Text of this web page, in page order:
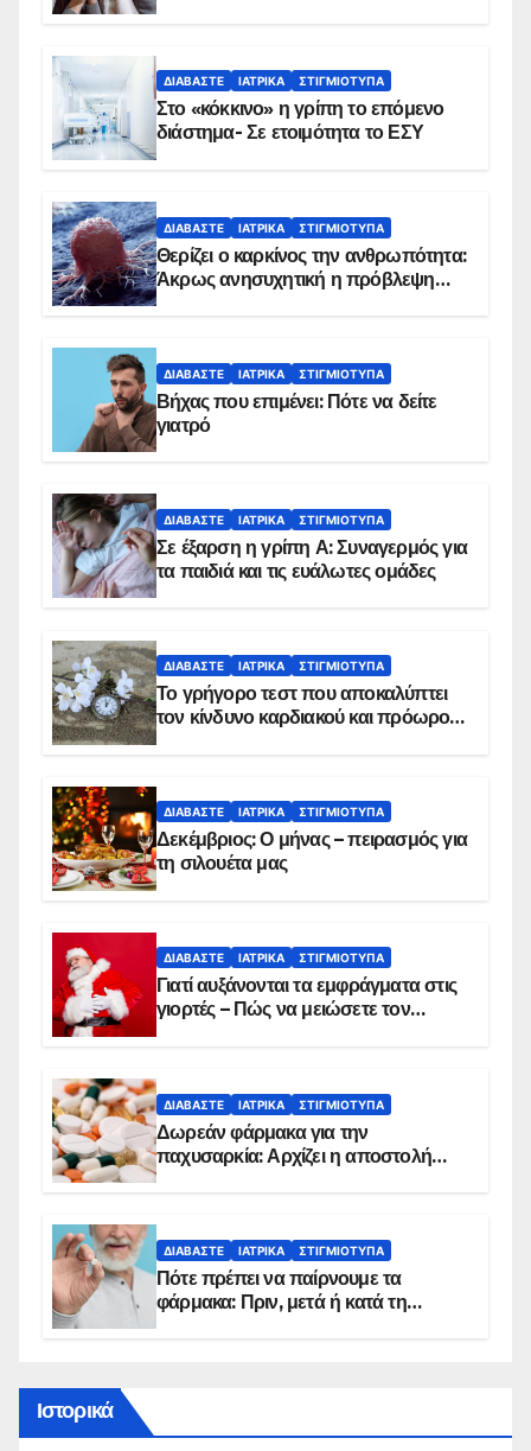
ΔΙΑΒΆΣΤΕ ΙΑΤΡΙΚΆ ΣΤΙΓΜΙΌΤΥΠΑ
Στο «κόκκινο» η γρίπη το επόμενο
διάστημα- Σε ετοιμότητα το ΕΣΥ
ΔΙΑΒΆΣΤΕ ΙΑΤΡΙΚΆ ΣΤΙΓΜΙΌΤΥΠΑ
Θερίζει ο καρκίνος την ανθρωπότητα:
Άκρως ανησυχητική η πρόβλεψη…
ΔΙΑΒΆΣΤΕ ΙΑΤΡΙΚΆ ΣΤΙΓΜΙΌΤΥΠΑ
Βήχας που επιμένει: Πότε να δείτε
γιατρό
ΔΙΑΒΆΣΤΕ ΙΑΤΡΙΚΆ ΣΤΙΓΜΙΌΤΥΠΑ
Σε έξαρση η γρίπη Α: Συναγερμός για
τα παιδιά και τις ευάλωτες ομάδες
ΔΙΑΒΆΣΤΕ ΙΑΤΡΙΚΆ ΣΤΙΓΜΙΌΤΥΠΑ
Το γρήγορο τεστ που αποκαλύπτει
τον κίνδυνο καρδιακού και πρόωρου
ΔΙΑΒΆΣΤΕ ΙΑΤΡΙΚΆ ΣΤΙΓΜΙΌΤΥΠΑ
Δεκέμβριος: Ο μήνας – πειρασμός για
τη σιλουέτα μας
ΔΙΑΒΆΣΤΕ ΙΑΤΡΙΚΆ ΣΤΙΓΜΙΌΤΥΠΑ
Γιατί αυξάνονται τα εμφράγματα στις
γιορτές – Πώς να μειώσετε τον
ΔΙΑΒΆΣΤΕ ΙΑΤΡΙΚΆ ΣΤΙΓΜΙΌΤΥΠΑ
Δωρεάν φάρμακα για την
παχυσαρκία: Αρχίζει η αποστολή
ΔΙΑΒΆΣΤΕ ΙΑΤΡΙΚΆ ΣΤΙΓΜΙΌΤΥΠΑ
Πότε πρέπει να παίρνουμε τα
φάρμακα: Πριν, μετά ή κατά τη
Ιστορικά